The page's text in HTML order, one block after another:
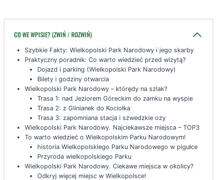
CO WE WPISIE? (ZWIŃ / ROZWIŃ)
Szybkie Fakty: Wielkopolski Park Narodowy i jego skarby
Praktyczny poradnik: Co warto wiedzieć przed wizytą?
Dojazd i parking (Wielkopolski Park Narodowy)
Bilety i godziny otwarcia
Wielkopolski Park Narodowy – którędy na szlak?
Trasa 1: nad Jeziorem Góreckim do zamku na wyspie
Trasa 2: z Glinianek do Kociołka
Trasa 3: zapomniana stacja i szwedzkie ozy
Wielkopolski Park Narodowy. Najciekawsze miejsca – TOP3
To warto wiedzieć o Wielkopolskim Parku Narodowym!
historia Wielkopolskiego Parku Narodowego w pigułce
Przyroda wielkopolskiego Parku
Wielkopolski Park Narodowy. Ciekawe miejsca w okolicy?
Odkryj więcej miejsc w Wielkopolsce!